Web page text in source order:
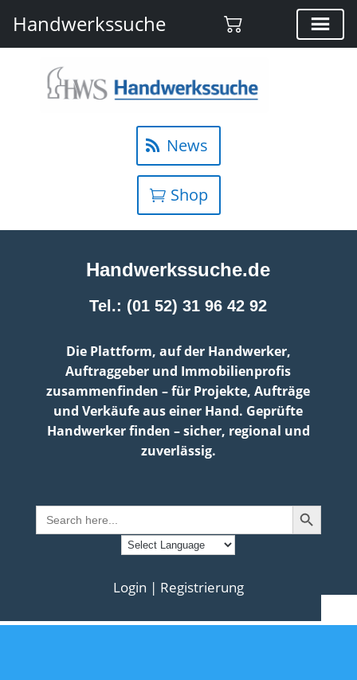
Handwerkssuche
News
Shop
Handwerkssuche.de
Tel.: (01 52) 31 96 42 92
Die Plattform, auf der Handwerker,
Auftraggeber und Immobilienprofis
zusammenfinden – für Projekte, Aufträge
und Verkäufe aus einer Hand. Geprüfte
Handwerker finden – sicher, regional und
zuverlässig.
Search
for:
Search Button
Login | Registrierung